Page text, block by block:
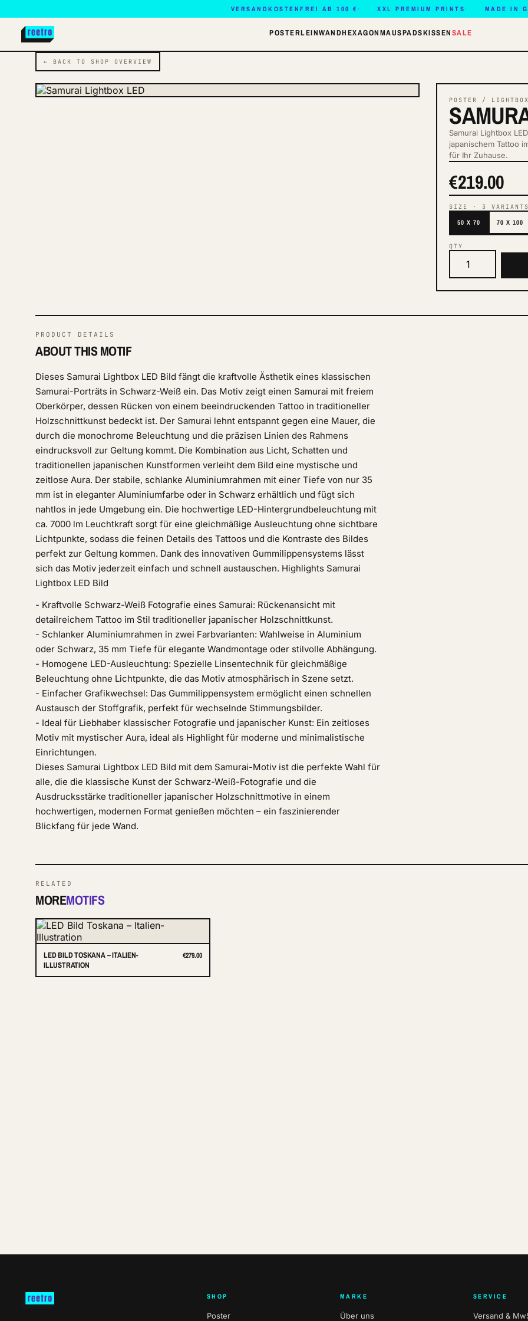
VERSANDKOSTENFREI AB 100 € XXL PREMIUM PRINTS MADE IN
POSTERLEINWANDHEXAGONMAUSPADSKISSENSALE
← BACK TO SHOP OVERVIEW
POSTER /
Samurai Lightbox
japanischem Tattoo
für Ihr Zuhause.
€219.00
SIZE ·3 VARIANTS
50 X 70 70 X 100
QTY
PRODUCT DETAILS
ABOUT THIS MOTIF
Dieses Samurai Lightbox LED Bild fängt die kraftvolle Ästhetik eines klassischen
Samurai-Porträts in Schwarz-Weiß ein. Das Motiv zeigt einen Samurai mit freiem
Oberkörper, dessen Rücken von einem beeindruckenden Tattoo in traditioneller
Holzschnittkunst bedeckt ist. Der Samurai lehnt entspannt gegen eine Mauer, die
durch die monochrome Beleuchtung und die präzisen Linien des Rahmens
eindrucksvoll zur Geltung kommt. Die Kombination aus Licht, Schatten und
traditionellen japanischen Kunstformen verleiht dem Bild eine mystische und
zeitlose Aura. Der stabile, schlanke Aluminiumrahmen mit einer Tiefe von nur 35
mm ist in eleganter Aluminiumfarbe oder in Schwarz erhältlich und fügt sich
nahtlos in jede Umgebung ein. Die hochwertige LED-Hintergrundbeleuchtung mit
ca. 7000 lm Leuchtkraft sorgt für eine gleichmäßige Ausleuchtung ohne sichtbare
Lichtpunkte, sodass die feinen Details des Tattoos und die Kontraste des Bildes
perfekt zur Geltung kommen. Dank des innovativen Gummilippensystems lässt
sich das Motiv jederzeit einfach und schnell austauschen. Highlights Samurai
Lightbox LED Bild
- Kraftvolle Schwarz-Weiß Fotografie eines Samurai: Rückenansicht mit
detailreichem Tattoo im Stil traditioneller japanischer Holzschnittkunst.
- Schlanker Aluminiumrahmen in zwei Farbvarianten: Wahlweise in Aluminium
oder Schwarz, 35 mm Tiefe für elegante Wandmontage oder stilvolle Abhängung.
- Homogene LED-Ausleuchtung: Spezielle Linsentechnik für gleichmäßige
Beleuchtung ohne Lichtpunkte, die das Motiv atmosphärisch in Szene setzt.
- Einfacher Grafikwechsel: Das Gummilippensystem ermöglicht einen schnellen
Austausch der Stoffgrafik, perfekt für wechselnde Stimmungsbilder.
- Ideal für Liebhaber klassischer Fotografie und japanischer Kunst: Ein zeitloses
Motiv mit mystischer Aura, ideal als Highlight für moderne und minimalistische
Einrichtungen.
Dieses Samurai Lightbox LED Bild mit dem Samurai-Motiv ist die perfekte Wahl für
alle, die die klassische Kunst der Schwarz-Weiß-Fotografie und die
Ausdrucksstärke traditioneller japanischer Holzschnittmotive in einem
hochwertigen, modernen Format genießen möchten – ein faszinierender
Blickfang für jede Wand.
RELATED
MOREMOTIFS
LED BILD TOSKANA – ITALIEN-
ILLUSTRATION
€279.00
SHOP
Poster
MARKE
Über uns
SERVICE
Versand &